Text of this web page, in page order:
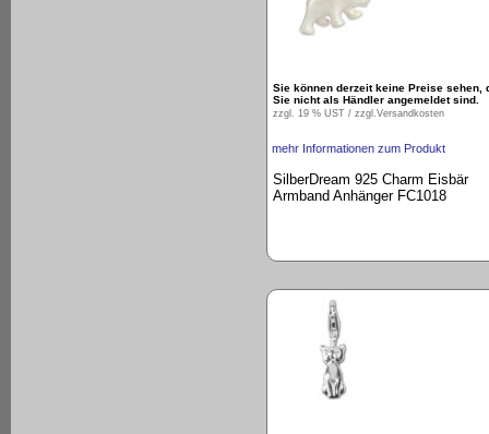
Sie können derzeit keine Preise sehen,
Sie nicht als Händler angemeldet sind.
zzgl. 19 % UST / zzgl.Versandkosten
mehr Informationen zum Produkt
SilberDream 925 Charm Eisbär
Armband Anhänger FC1018